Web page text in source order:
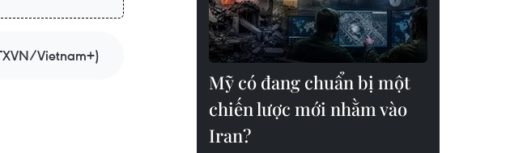
Vietnam+)
Mỹ có đang chuẩn bị một
chiến lược mới nhằm vào
Iran?